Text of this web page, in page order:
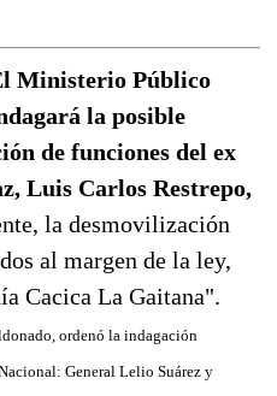
Ministerio Público
la posible
de funciones del ex
Luis Carlos Restrepo,
la desmovilización
al margen de la ley,
Cacica La Gaitana".
ordenó la indagación
General Lelio Suárez y